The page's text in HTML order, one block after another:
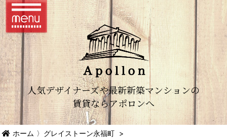
人気デザイナーズや最新新築マンションの
賃貸ならアポロンへ
ホーム 〉 グレイストーン永福町 >